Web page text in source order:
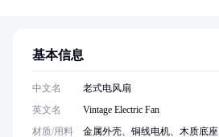
基本信息
中文名
老式电风扇
英文名
Vintage Electric Fan
材质/用料
金属外壳、铜线电机、木质底座